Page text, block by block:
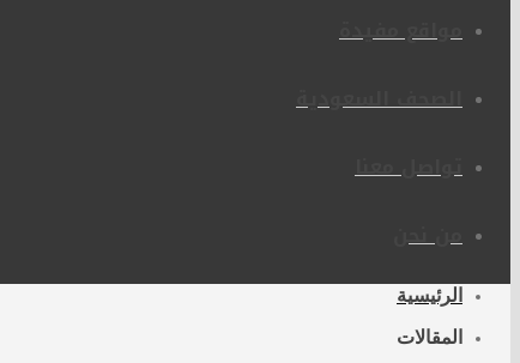
مواقع مفيدة
الصحف السعودية
تواصل معنا
من نحن
الرئيسية
المقالات